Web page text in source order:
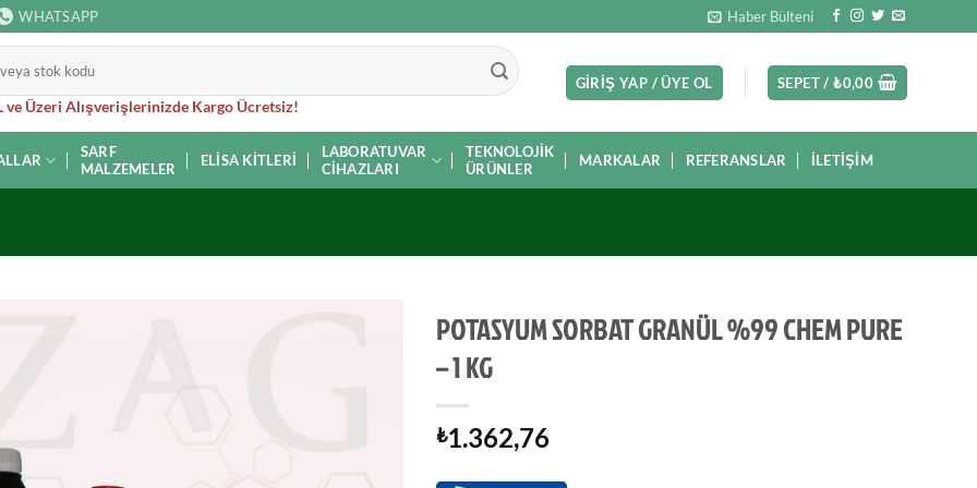
WHATSAPP Haber Bülteni
ve Üzeri Alışverişlerinizde Kargo Ücretsiz!
GIRIŞ YAP / ÜYE OL SEPET /₺0,00
SARF
MALZEMELER
ELISA KITLERI
LABORATUVAR
CIHAZLARI
TEKNOLOJIK
ÜRÜNLER
MARKALAR REFERANSLAR İLETIŞIM
POTASYUM SORBAT GRANÜL %99 CHEM PURE
– 1 KG
₺1.362,76